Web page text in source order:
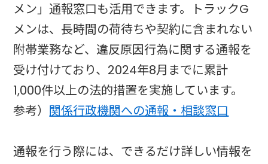
メン」通報窓口も活用できます。トラックG
メンは、長時間の荷待ちや契約に含まれない
附帯業務など、違反原因行為に関する通報を
受け付けており、2024年8月までに累計
1,000件以上の法的措置を実施しています。
参考） 関係行政機関への通報・相談窓口
通報を行う際には、できるだけ詳しい情報を